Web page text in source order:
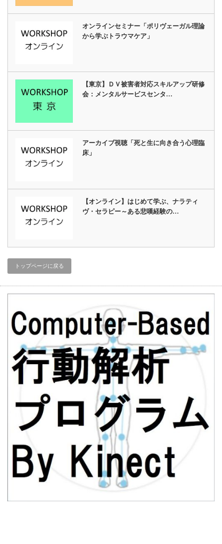
オンラインセミナー「ポリヴェーガル理論
から学ぶトラウマケア」
【東京】ＤＶ被害者対応スキルアップ研修
会：メンタルサービスセンタ…
アーカイブ視聴「死と生に向き合う心理臨
床」
【オンライン】はじめて学ぶ、ナラティ
ヴ・セラピー～ある悲嘆経験の…
トップページに戻る